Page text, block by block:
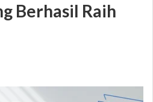
Berhasil Raih